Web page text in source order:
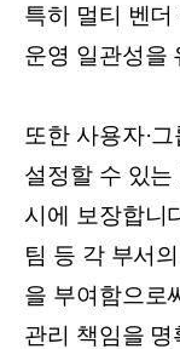
특히 멀티 벤
운영 일관성을
또한 사용자·
설정할 수 있
시에 보장합니
팀 등 각 부서
을 부여함으로
관리 책임을 명